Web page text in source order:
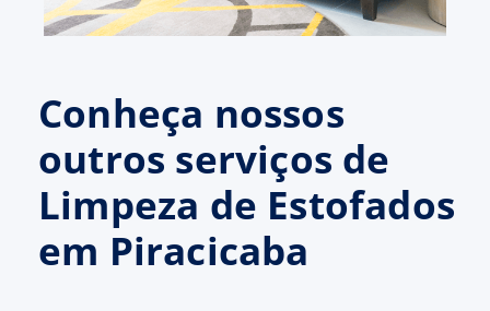
Conheça nossos
outros serviços de
Limpeza de Estofados
em Piracicaba